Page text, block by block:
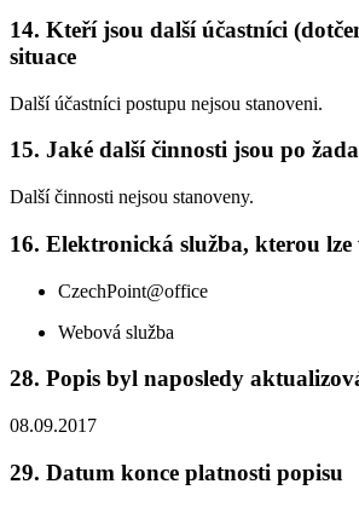
14. Kteří jsou další účastníci
situace
Další účastníci postupu nejsou stanoveni.
15. Jaké další činnosti jsou po
Další činnosti nejsou stanoveny.
16. Elektronická služba, kterou
CzechPoint@office
Webová služba
28. Popis byl naposledy
08.09.2017
29. Datum konce platnosti popisu